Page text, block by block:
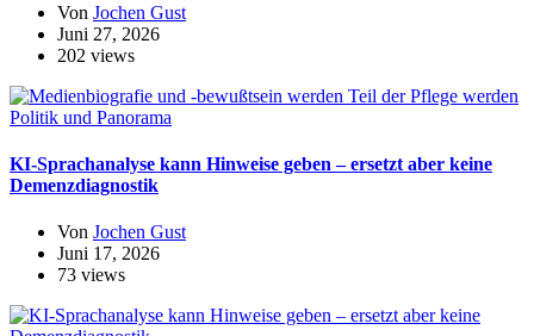
Von Jochen Gust
Juni 27, 2026
202 views
Politik und Panorama
KI-Sprachanalyse kann Hinweise geben – ersetzt aber keine
Demenzdiagnostik
Von Jochen Gust
Juni 17, 2026
73 views